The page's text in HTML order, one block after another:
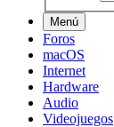
Menú
Foros
macOS
Internet
Hardware
Audio
Videojuegos